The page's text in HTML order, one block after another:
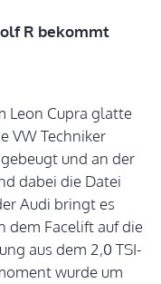
R bekommt
Leon Cupra glatte
VW Techniker
und an der
dabei die Datei
Audi bringt es
dem Facelift auf die
aus dem 2,0 TSI-
wurde um